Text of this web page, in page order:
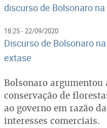
discurso de Bolsonaro na
18:25 - 22/09/2020
Discurso de Bolsonaro
extase
Bolsonaro argumentou
conservação de
ao governo em razão
interesses comerciais.